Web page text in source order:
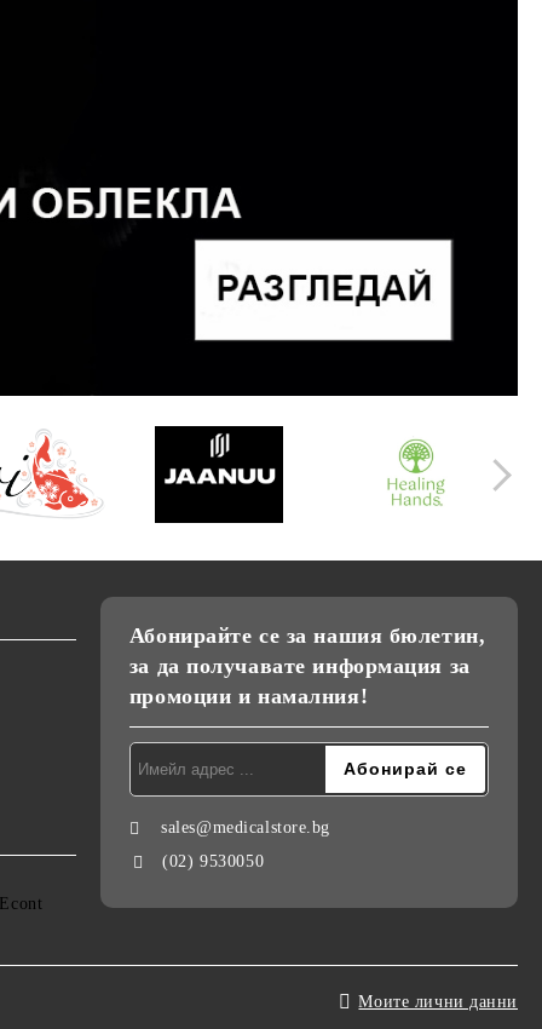
Абонирайте се за нашия бюлетин,
за да получавате информация за
промоции и намалния!
sales@medicalstore.bg
(02) 9530050
Моите лични данни